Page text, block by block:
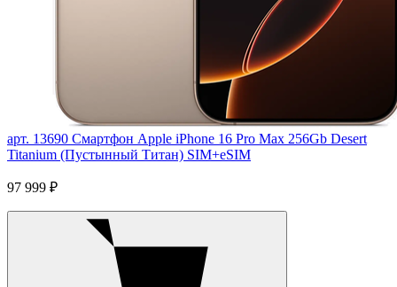
арт. 13690 Смартфон Apple iPhone 16 Pro Max 256Gb Desert
Titanium (Пустынный Титан) SIM+eSIM
97 999 ₽